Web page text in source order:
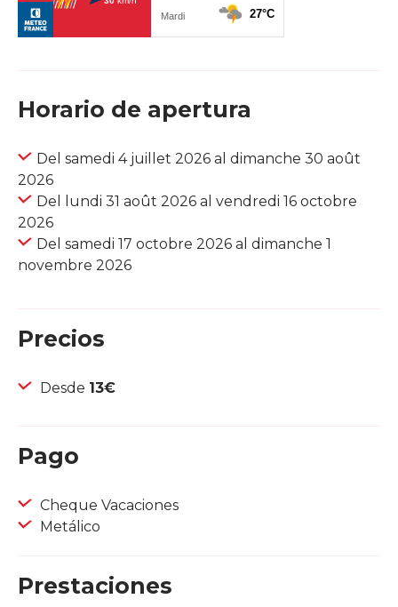
Horario de apertura
Del samedi 4 juillet 2026 al dimanche 30 août
2026
Del lundi 31 août 2026 al vendredi 16 octobre
2026
Del samedi 17 octobre 2026 al dimanche 1
novembre 2026
Precios
Desde 13€
Pago
Cheque Vacaciones
Metálico
Prestaciones